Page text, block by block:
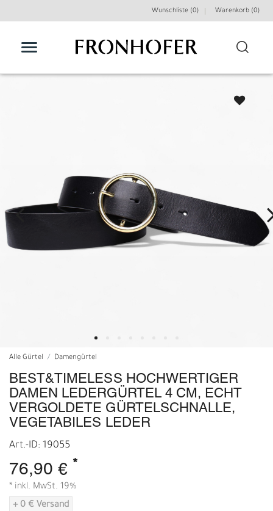
Wunschliste (0) Warenkorb (0)
Alle Gürtel Damengürtel
BEST&TIMELESS HOCHWERTIGER
DAMEN LEDERGÜRTEL 4 CM, ECHT
VERGOLDETE GÜRTELSCHNALLE,
VEGETABILES LEDER
Art.-ID: 19055
76,90 € *
* inkl. MwSt. 19%
+ 0 € Versand